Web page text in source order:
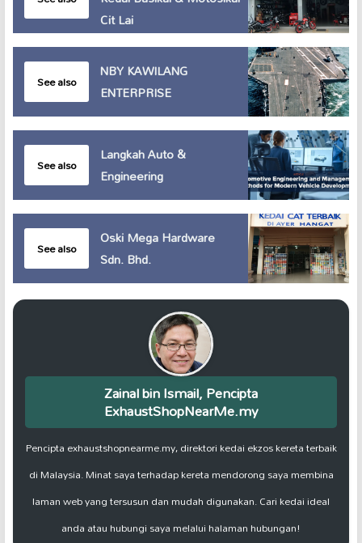
Cit Lai
See also
NBY KAWILANG
ENTERPRISE
See also
Langkah Auto &
Engineering
See also
Oski Mega Hardware
Sdn. Bhd.
Zainal bin Ismail, Pencipta
ExhaustShopNearMe.my
Pencipta exhaustshopnearme.my, direktori kedai ekzos kereta terbaik
di Malaysia. Minat saya terhadap kereta mendorong saya membina
laman web yang tersusun dan mudah digunakan. Cari kedai ideal
anda atau hubungi saya melalui halaman hubungan!